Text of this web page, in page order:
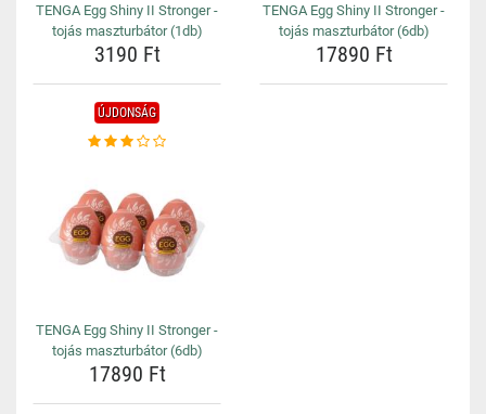
TENGA Egg Shiny II Stronger -
tojás maszturbátor (1db)
3190 Ft
TENGA Egg Shiny II Stronger -
tojás maszturbátor (6db)
17890 Ft
ÚJDONSÁG
TENGA Egg Shiny II Stronger -
tojás maszturbátor (6db)
17890 Ft